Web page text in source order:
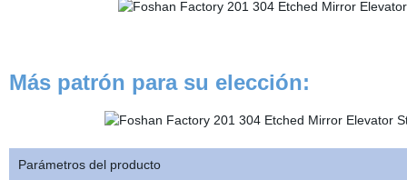
Más patrón para su elección:
Parámetros del producto